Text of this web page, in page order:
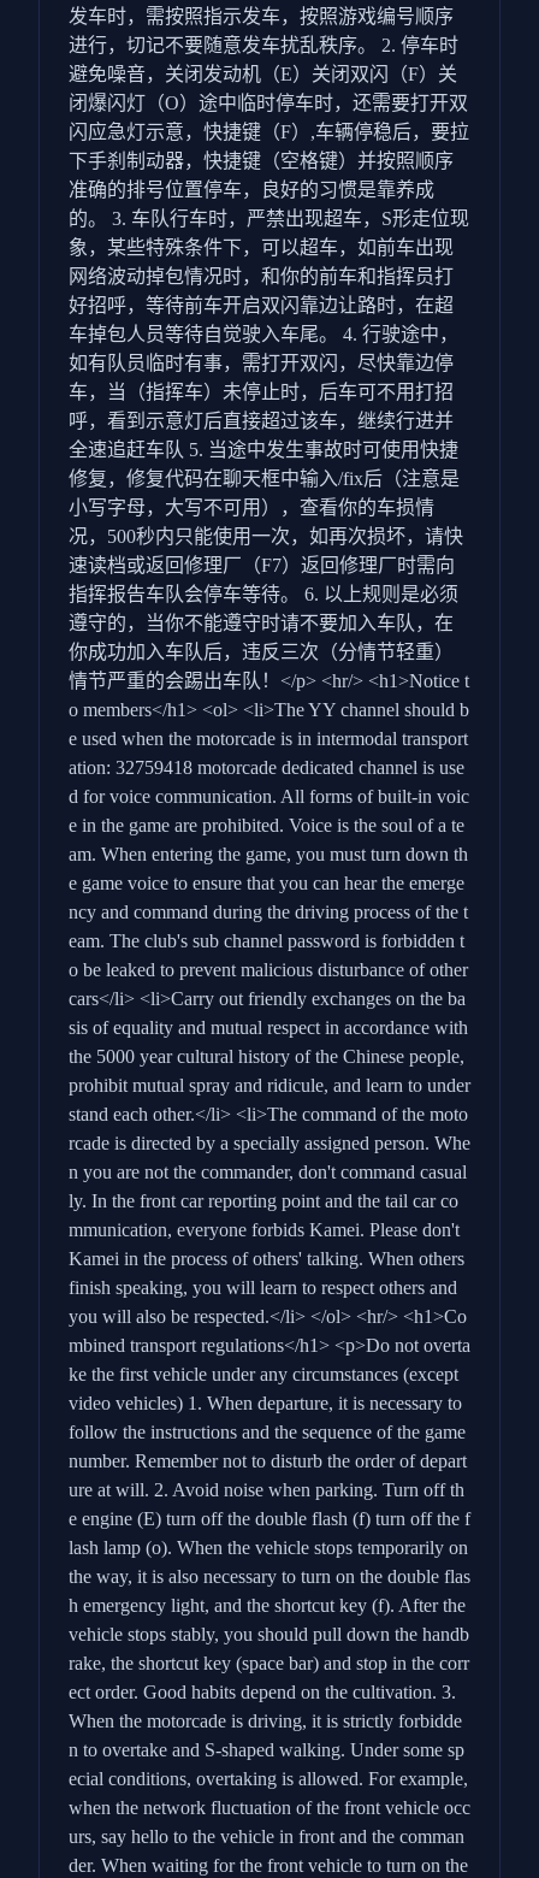
发车时，需按照指示发车，按照游戏编号顺序
进行，切记不要随意发车扰乱秩序。 2. 停车时
避免噪音，关闭发动机（E）关闭双闪（F）关
闭爆闪灯（O）途中临时停车时，还需要打开双
闪应急灯示意，快捷键（F）,车辆停稳后，要拉
下手刹制动器，快捷键（空格键）并按照顺序
准确的排号位置停车，良好的习惯是靠养成
的。 3. 车队行车时，严禁出现超车，S形走位现
象，某些特殊条件下，可以超车，如前车出现
网络波动掉包情况时，和你的前车和指挥员打
好招呼，等待前车开启双闪靠边让路时，在超
车掉包人员等待自觉驶入车尾。 4. 行驶途中，
如有队员临时有事，需打开双闪，尽快靠边停
车，当（指挥车）未停止时，后车可不用打招
呼，看到示意灯后直接超过该车，继续行进并
全速追赶车队 5. 当途中发生事故时可使用快捷
修复，修复代码在聊天框中输入/fix后（注意是
小写字母，大写不可用），查看你的车损情
况，500秒内只能使用一次，如再次损坏，请快
速读档或返回修理厂（F7）返回修理厂时需向
指挥报告车队会停车等待。 6. 以上规则是必须
遵守的，当你不能遵守时请不要加入车队，在
你成功加入车队后，违反三次（分情节轻重）
情节严重的会踢出车队！</p> <hr/> <h1>Notice t
o members</h1> <ol> <li>The YY channel should b
e used when the motorcade is in intermodal transport
ation: 32759418 motorcade dedicated channel is use
d for voice communication. All forms of built-in voic
e in the game are prohibited. Voice is the soul of a te
am. When entering the game, you must turn down th
e game voice to ensure that you can hear the emerge
ncy and command during the driving process of the t
eam. The club's sub channel password is forbidden t
o be leaked to prevent malicious disturbance of other
cars</li> <li>Carry out friendly exchanges on the ba
sis of equality and mutual respect in accordance with
the 5000 year cultural history of the Chinese people,
prohibit mutual spray and ridicule, and learn to under
stand each other.</li> <li>The command of the moto
rcade is directed by a specially assigned person. Whe
n you are not the commander, don't command casual
ly. In the front car reporting point and the tail car co
mmunication, everyone forbids Kamei. Please don't
Kamei in the process of others' talking. When others
finish speaking, you will learn to respect others and
you will also be respected.</li> </ol> <hr/> <h1>Co
mbined transport regulations</h1> <p>Do not overta
ke the first vehicle under any circumstances (except
video vehicles) 1. When departure, it is necessary to
follow the instructions and the sequence of the game
number. Remember not to disturb the order of depart
ure at will. 2. Avoid noise when parking. Turn off th
e engine (E) turn off the double flash (f) turn off the f
lash lamp (o). When the vehicle stops temporarily on
the way, it is also necessary to turn on the double flas
h emergency light, and the shortcut key (f). After the
vehicle stops stably, you should pull down the handb
rake, the shortcut key (space bar) and stop in the corr
ect order. Good habits depend on the cultivation. 3.
When the motorcade is driving, it is strictly forbidde
n to overtake and S-shaped walking. Under some sp
ecial conditions, overtaking is allowed. For example,
when the network fluctuation of the front vehicle occ
urs, say hello to the vehicle in front and the comman
der. When waiting for the front vehicle to turn on the